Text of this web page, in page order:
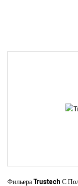
Фильера Trustech С